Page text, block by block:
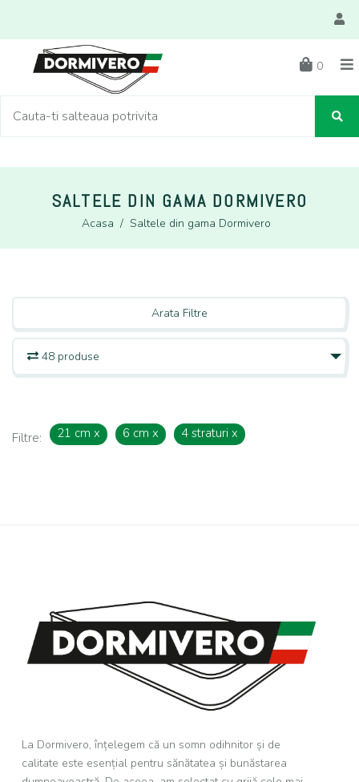
0
SALTELE DIN GAMA DORMIVERO
Acasa / Saltele din gama Dormivero
Arata Filtre
48 produse
Filtre: 21 cm x 6 cm x 4 straturi x
La Dormivero, înțelegem că un somn odihnitor și de
calitate este esențial pentru sănătatea și bunăstarea